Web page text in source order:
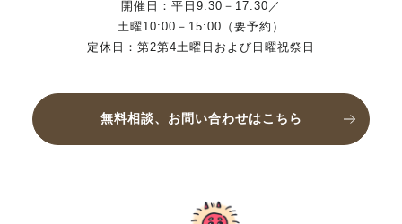
開催日：平日9:30－17:30／
土曜10:00－15:00（要予約）
定休日：第2第4土曜日および日曜祝祭日
無料相談、お問い合わせはこちら